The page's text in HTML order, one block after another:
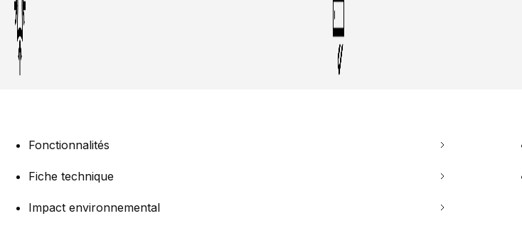
Fonctionnalités
Fiche technique
Impact environnemental